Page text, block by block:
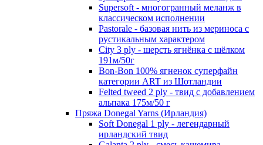
Supersoft - многогранный меланж в
классическом исполнении
Pastorale - базовая нить из мериноса с
рустикальным характером
City 3 ply - шерсть ягнёнка с шёлком
191м/50г
Bon-Bon 100% ягненок суперфайн
категории ART из Шотландии
Felted tweed 2 ply - твид с добавлением
альпака 175м/50 г
Пряжа Donegal Yarns (Ирландия)
Soft Donegal 1 ply - легендарный
ирландский твид